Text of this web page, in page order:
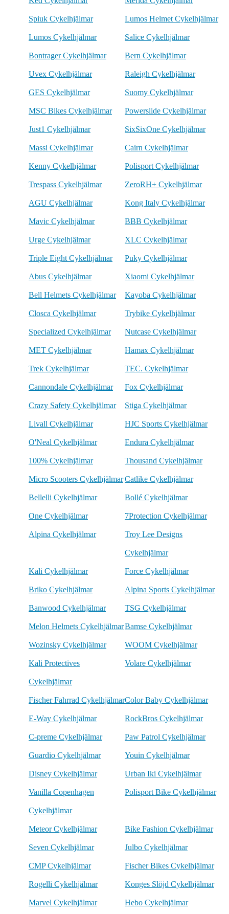
Spiuk Cykelhjälmar Lumos Helmet Cykelhjälmar
Lumos Cykelhjälmar Salice Cykelhjälmar
Bontrager Cykelhjälmar Bern Cykelhjälmar
Uvex Cykelhjälmar Raleigh Cykelhjälmar
GES Cykelhjälmar Suomy Cykelhjälmar
MSC Bikes Cykelhjälmar Powerslide Cykelhjälmar
Just1 Cykelhjälmar SixSixOne Cykelhjälmar
Massi Cykelhjälmar Cairn Cykelhjälmar
Kenny Cykelhjälmar Polisport Cykelhjälmar
Trespass Cykelhjälmar ZeroRH+ Cykelhjälmar
AGU Cykelhjälmar Kong Italy Cykelhjälmar
Mavic Cykelhjälmar BBB Cykelhjälmar
Urge Cykelhjälmar XLC Cykelhjälmar
Triple Eight Cykelhjälmar Puky Cykelhjälmar
Abus Cykelhjälmar Xiaomi Cykelhjälmar
Bell Helmets Cykelhjälmar Kayoba Cykelhjälmar
Closca Cykelhjälmar Trybike Cykelhjälmar
Specialized Cykelhjälmar Nutcase Cykelhjälmar
MET Cykelhjälmar Hamax Cykelhjälmar
Trek Cykelhjälmar TEC. Cykelhjälmar
Cannondale Cykelhjälmar Fox Cykelhjälmar
Crazy Safety Cykelhjälmar Stiga Cykelhjälmar
Livall Cykelhjälmar HJC Sports Cykelhjälmar
O'Neal Cykelhjälmar Endura Cykelhjälmar
100% Cykelhjälmar Thousand Cykelhjälmar
Micro Scooters CykelhjälmarCatlike Cykelhjälmar
Bellelli Cykelhjälmar Bollé Cykelhjälmar
One Cykelhjälmar 7Protection Cykelhjälmar
Alpina Cykelhjälmar Troy Lee Designs
Cykelhjälmar
Kali Cykelhjälmar Force Cykelhjälmar
Briko Cykelhjälmar Alpina Sports Cykelhjälmar
Banwood Cykelhjälmar TSG Cykelhjälmar
Melon Helmets CykelhjälmarBamse Cykelhjälmar
Wozinsky Cykelhjälmar WOOM Cykelhjälmar
Kali Protectives
Cykelhjälmar
Volare Cykelhjälmar
Fischer Fahrrad CykelhjälmarColor Baby Cykelhjälmar
E-Way Cykelhjälmar RockBros Cykelhjälmar
C-preme Cykelhjälmar Paw Patrol Cykelhjälmar
Guardio Cykelhjälmar Youin Cykelhjälmar
Disney Cykelhjälmar Urban Iki Cykelhjälmar
Vanilla Copenhagen
Cykelhjälmar
Polisport Bike Cykelhjälmar
Meteor Cykelhjälmar Bike Fashion Cykelhjälmar
Seven Cykelhjälmar Julbo Cykelhjälmar
CMP Cykelhjälmar Fischer Bikes Cykelhjälmar
Rogelli Cykelhjälmar Konges Slöjd Cykelhjälmar
Marvel Cykelhjälmar Hebo Cykelhjälmar